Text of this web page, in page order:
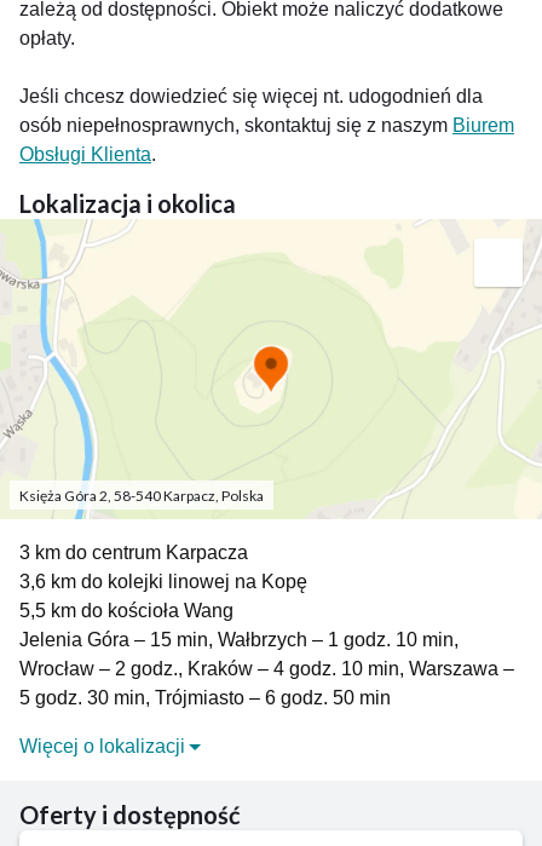
zależą od dostępności. Obiekt może naliczyć dodatkowe
opłaty.
Jeśli chcesz dowiedzieć się więcej nt. udogodnień dla
osób niepełnosprawnych, skontaktuj się z naszym Biurem
Obsługi Klienta.
Lokalizacja i okolica
Księża Góra 2, 58-540 Karpacz, Polska
3 km do centrum Karpacza
3,6 km do kolejki linowej na Kopę
5,5 km do kościoła Wang
Jelenia Góra – 15 min, Wałbrzych – 1 godz. 10 min,
Wrocław – 2 godz., Kraków – 4 godz. 10 min, Warszawa –
5 godz. 30 min, Trójmiasto – 6 godz. 50 min
części Sudetów – i najlepszy punkt wypadowy na
Więcej o lokalizacji
Oferty i dostępność